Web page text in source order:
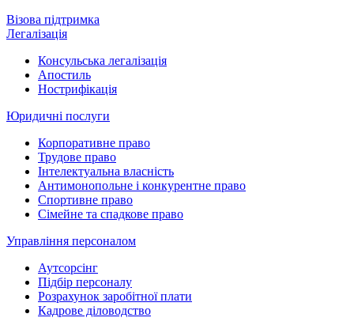
Візова підтримка
Легалізація
Консульська легалізація
Апостиль
Нострифікація
Юридичні послуги
Корпоративне право
Трудове право
Інтелектуальна власність
Антимонопольне і конкурентне право
Спортивне право
Сімейне та спадкове право
Управління персоналом
Аутсорсінг
Підбір персоналу
Розрахунок заробітної плати
Кадрове діловодство